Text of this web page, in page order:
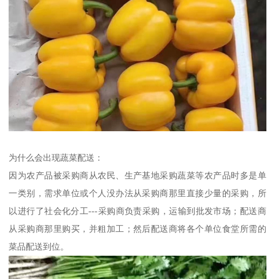
为什么会出现蔬菜配送：
因为农产品被采购商从农民、生产基地采购蔬菜等农产品时多是单
一类别，需求单位或个人没办法从采购商那里直接少量的采购，所
以进行了社会化分工---采购商负责采购，运输到批发市场；配送商
从采购商那里购买，并粗加工；然后配送商将各个单位食堂所需的
菜品配送到位。